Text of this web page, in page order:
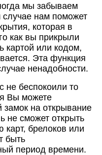
мы забываем
нам поможет
которая в
как вы прикрыли
картой или кодом,
Эта функция
ненадобности.
не беспокоили то
Вы можете
замок на открывание
не сможет открыть
брелоков или
быть
период времени.